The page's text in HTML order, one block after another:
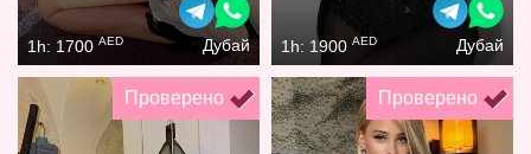
1h: 1700 AED Дубай 1h: 1900 AED Дубай
Проверено Проверено